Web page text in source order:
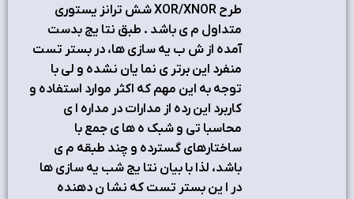
طرح XOR/XNOR شش ترانز يستوري
متداول م ي باشد . طبق نتا يج بدست
آمده از ش ب يه سازي ها، در بستر تست
منفرد اين برتر ي نما يان نشده و لي با
توجه به اين مهم که اکثر موارد استفاده و
کاربرد اين رده از مدارات در مداره ا ي
محاسبا تي و شبک ه ها ي جمع با
ساختارهاي گسترده و چند طبقه م ي
باشد، لذا با بيان نتا يج شب يه سازي ها
در ا ين بستر تست که نشا ن دهنده